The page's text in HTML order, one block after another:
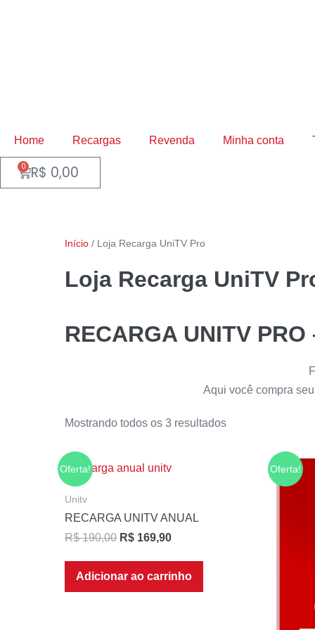
Home Recargas Revenda Minha conta
R$ 0,00
0
Início / Loja Recarga UniTV Pro
Loja Recarga UniTV
RECARGA UNITV
Aqui você compra
Mostrando todos os 3 resultados
Oferta!
Unitv
RECARGA UNITV ANUAL
R$190,00 R$ 169,90
Adicionar ao carrinho
Oferta!